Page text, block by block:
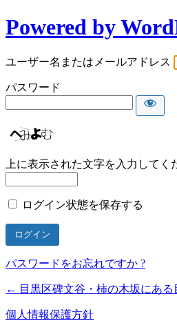
Powered by
ユーザー名またはメールアドレス
パスワード
上に表示された文字を入力してく
ログイン状態を保存する
パスワードをお忘れですか ?
← 目黒区碑文谷・柿の木坂にあ
個人情報保護方針